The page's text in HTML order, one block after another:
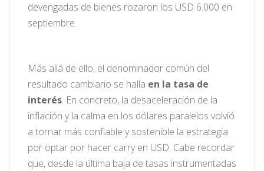
devengadas de bienes rozaron los USD 6.000 en
septiembre.
Más allá de ello, el denominador común del
resultado cambiario se halla en la tasa de
interés. En concreto, la desaceleración de la
inflación y la calma en los dólares paralelos volvió
a tornar más confiable y sostenible la estrategia
por optar por hacer carry en USD. Cabe recordar
que, desde la última baja de tasas instrumentadas